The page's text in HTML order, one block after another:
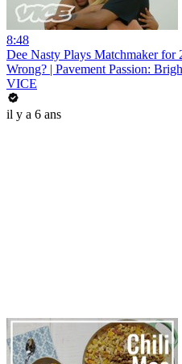
8:48
Dee Nasty Plays Matchmaker for
Wrong? | Pavement Passion:
VICE
il y a 6 ans